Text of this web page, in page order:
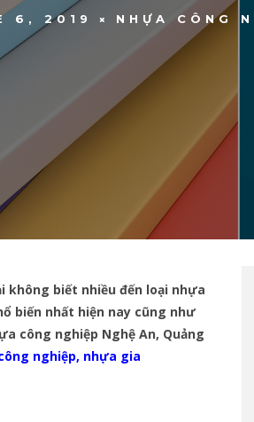
6, 2019 NHỰA CÔNG
không biết nhiều đến loại nhựa
biến nhất hiện nay cũng như
công nghiệp Nghệ An, Quảng
nghiệp, nhựa gia